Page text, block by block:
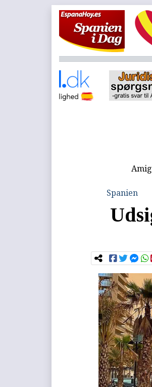
Spanien